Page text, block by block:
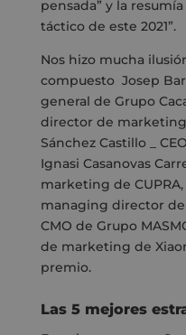
pensada” y la
táctico de este 2021”.
Nos hizo mucha
compuesto Josep
general de Grupo
director de
Sánchez Castillo _
Ignasi Casanovas
marketing de
managing director de
CMO de Grupo
de marketing de
premio.
Las 5 mejores